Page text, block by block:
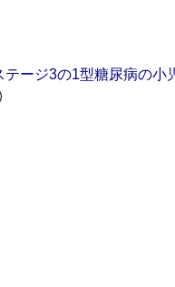
ージ3の1型糖尿病の小